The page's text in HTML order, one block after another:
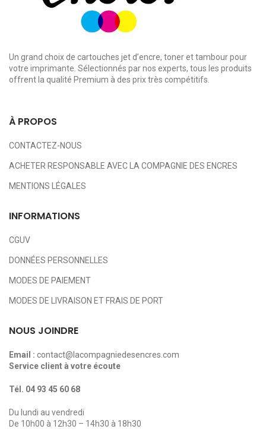
Un grand choix de cartouches jet d’encre, toner et tambour pour
votre imprimante. Sélectionnés par nos experts, tous les produits
offrent la qualité Premium à des prix très compétitifs.
À PROPOS
CONTACTEZ-NOUS
ACHETER RESPONSABLE AVEC LA COMPAGNIE DES ENCRES
MENTIONS LÉGALES
INFORMATIONS
CGUV
DONNÉES PERSONNELLES
MODES DE PAIEMENT
MODES DE LIVRAISON ET FRAIS DE PORT
NOUS JOINDRE
Email : contact@lacompagniedesencres.com
Service client à votre écoute
Tél. 04 93 45 60 68
Du lundi au vendredi
De 10h00 à 12h30 – 14h30 à 18h30